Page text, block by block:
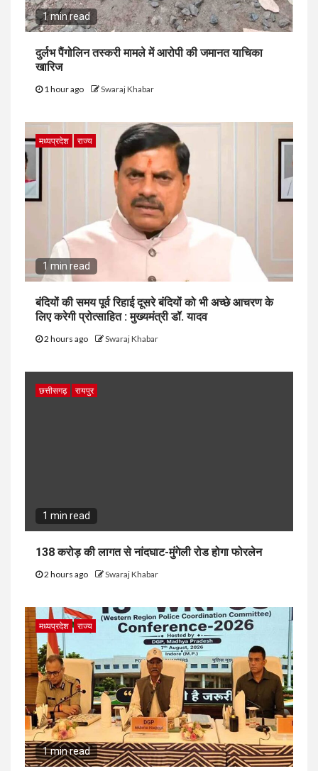
1 min read
दुर्लभ पैंगोलिन तस्करी मामले में आरोपी की जमानत याचिका
खारिज
1 hour ago Swaraj Khabar
मध्यप्रदेश राज्य
1 min read
बंदियों की समय पूर्व रिहाई दूसरे बंदियों को भी अच्छे आचरण के
लिए करेगी प्रोत्साहित : मुख्यमंत्री डॉ. यादव
2 hours ago Swaraj Khabar
छत्तीसगढ़ रायपुर
1 min read
138 करोड़ की लागत से नांदघाट-मुंगेली रोड होगा फोरलेन
2 hours ago Swaraj Khabar
मध्यप्रदेश राज्य
1 min read